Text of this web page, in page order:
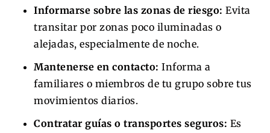
Informarse sobre las zonas de riesgo: Evita
transitar por zonas poco iluminadas o
alejadas, especialmente de noche.
Mantenerse en contacto: Informa a
familiares o miembros de tu grupo sobre tus
movimientos diarios.
Contratar guías o transportes seguros: Es